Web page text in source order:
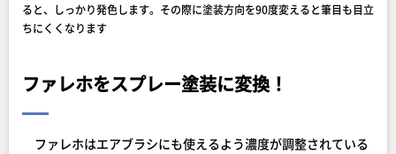
ると、しっかり発色します。その際に塗装方向を90度変えると筆目も目立
ちにくくなります
ファレホをスプレー塗装に変換！
ファレホはエアブラシにも使えるよう濃度が調整されている